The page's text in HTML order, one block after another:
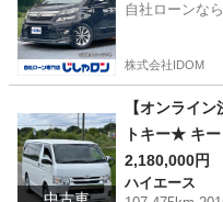
自社ローンな
株式会社IDOM
【オンライ
トキー★ キ
★ パワーウ
ニター
2,180,000円
ハイエース